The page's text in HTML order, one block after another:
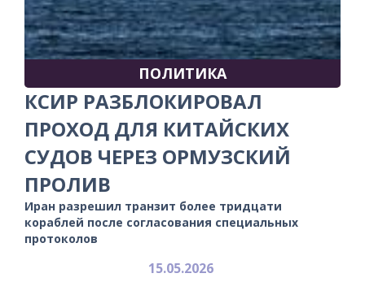
ПОЛИТИКА
КСИР РАЗБЛОКИРОВАЛ
ПРОХОД ДЛЯ КИТАЙСКИХ
СУДОВ ЧЕРЕЗ ОРМУЗСКИЙ
ПРОЛИВ
Иран разрешил транзит более тридцати
кораблей после согласования специальных
протоколов
15.05.2026